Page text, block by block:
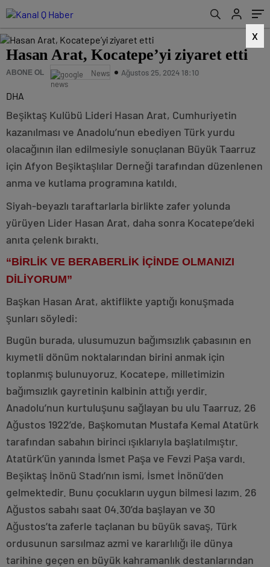
X
Hasan Arat, Kocatepe’yi ziyaret etti
ABONE OL News Ağustos 25, 2024 18:10
DHA
Beşiktaş Kulübü Lideri Hasan Arat, Cumhuriyetin
kazanılması ve Anadolu’nun ebediyen Türk yurdu
olacağının ilan edilmesiyle sonuçlanan Büyük Taarruz
için Afyon Beşiktaşlılar Derneği tarafından düzenlenen
anma ve kutlama programına katıldı.
Siyah-beyazlı taraftarlarla birlikte zafer yolunda
yürüyen Lider Hasan Arat, daha sonra Kocatepe’deki
anıta çelenk bıraktı.
“BİRLİK VE BERABERLİK İÇİNDE OLMANIZI
DİLİYORUM”
Başkan Hasan Arat, aktiflikte yaptığı konuşmada
şunları söyledi:
Bugün burada, ulusumuzun bağımsızlık çabasının en
kıymetli dönüm noktalarından birini anmak için
toplanmış bulunuyoruz. Kocatepe, milletimizin
bağımsızlık gayretinin kalbinin attığı yerdir.
Anadolu’nun kurtuluşunu sağlayan bu ulu Taarruz, 26
Ağustos 1922’de, Başkomutan Mustafa Kemal Atatürk
tarafından sabahın birinci ışıklarıyla başlatılmıştır.
Atatürk’ün yanında İsmet Paşa ve Fevzi Paşa vardı.
Beşiktaş İnönü Stadı’nın ismi, İsmet İnönü’den
gelmektedir. Bunu çocukların uygun bilmesi lazım. 26
Ağustos sabahı saat 04.30’da başlayan ve 30
Ağustos’ta zaferle taçlanan bu büyük savaş, Türk
ordusunun sarsılmaz azmi ve kararlılığı ile dünya
tarihine geçen en büyük kahramanlık destanlarından